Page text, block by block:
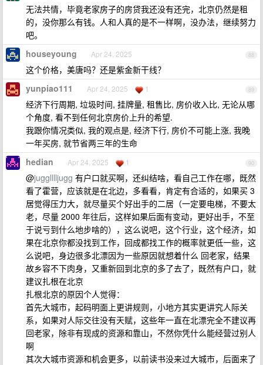
无法共情，毕竟老家房子的房贷我还没有还完，北京仍然是租
的，没你那么有钱。人和人真的是不一样啊，没办法，继续努力
吧。
88
houseyoung Apr 24, 2025
这个价格，美唐吗？还是紫金新干线？
89
yunpiao111 Apr 24, 2025 1
经济下行周期, 垃圾时间, 挂牌量, 租售比, 房价收入比, 无论从哪
个角度, 看不到任何北京房价上升的希望.
我跟你情况类似, 我的观点是, 经济下行, 房价不可能上涨, 我晚
一年买房, 就节省两三年的生命
90
hedian Apr 24, 2025 1
@jugglllljugg 有户口就买啊，还纠结啥，看自己工作在哪，既然
看了霍营，应该就是在北边，多看看，肯定有合适的，如果买 3
居觉得压力大，就尽量买个好出手的二居（一定要电梯，不要太
老，尽量 2000 年往后，这样如果后面有变动，更好出手，不至
于说亏到什么地步啥的），这么说吧，这个行业，这个经济，如
果在北京你都没找到工作，回成都找工作的概率就更低一些，这
么说吧，身边很多北漂因为一些原因就想着什么 回老家，结果
故乡容不下肉身，又重新回到北京的多了去了，既然有户口，就
建议扎根在北京
扎根北京的原因个人觉得：
首先大城市，起码明面上更讲规则，小地方其实更讲究人际关
系，如果对人际交往没有天赋，这些年一直在北漂完全不建议再
回老家，除非有现成的资源和靠山，不然你凭什么能经营过别人
啊
其次大城市资源和机会更多，以前读书没来过大城市，后面来了